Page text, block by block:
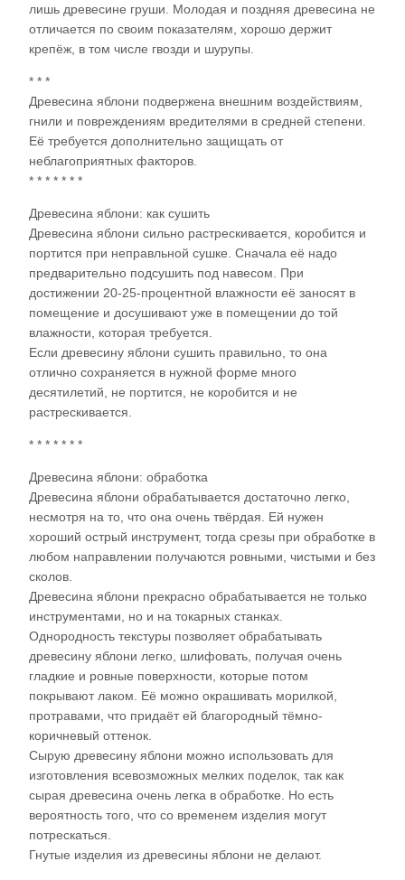
лишь древесине груши. Молодая и поздняя древесина не
отличается по своим показателям, хорошо держит
крепёж, в том числе гвозди и шурупы.
* * *
Древесина яблони подвержена внешним воздействиям,
гнили и повреждениям вредителями в средней степени.
Её требуется дополнительно защищать от
неблагоприятных факторов.
* * * * * * *
Древесина яблони: как сушить
Древесина яблони сильно растрескивается, коробится и
портится при неправльной сушке. Сначала её надо
предварительно подсушить под навесом. При
достижении 20-25-процентной влажности её заносят в
помещение и досушивают уже в помещении до той
влажности, которая требуется.
Если древесину яблони сушить правильно, то она
отлично сохраняется в нужной форме много
десятилетий, не портится, не коробится и не
растрескивается.
* * * * * * *
Древесина яблони: обработка
Древесина яблони обрабатывается достаточно легко,
несмотря на то, что она очень твёрдая. Ей нужен
хороший острый инструмент, тогда срезы при обработке в
любом направлении получаются ровными, чистыми и без
сколов.
Древесина яблони прекрасно обрабатывается не только
инструментами, но и на токарных станках.
Однородность текстуры позволяет обрабатывать
древесину яблони легко, шлифовать, получая очень
гладкие и ровные поверхности, которые потом
покрывают лаком. Её можно окрашивать морилкой,
протравами, что придаёт ей благородный тёмно-
коричневый оттенок.
Сырую древесину яблони можно использовать для
изготовления всевозможных мелких поделок, так как
сырая древесина очень легка в обработке. Но есть
вероятность того, что со временем изделия могут
потрескаться.
Гнутые изделия из древесины яблони не делают.